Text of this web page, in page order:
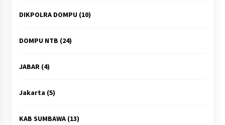
DIKPOLRA DOMPU(10)
DOMPU NTB (24)
JABAR(4)
Jakarta (5)
KAB SUMBAWA(13)